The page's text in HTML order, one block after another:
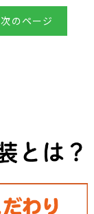
次のページ